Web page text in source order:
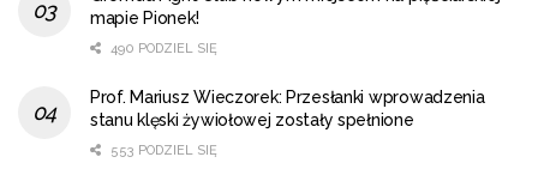
mapie Pionek!
490 PODZIEL SIĘ
Prof. Mariusz Wieczorek: Przesłanki wprowadzenia
stanu klęski żywiołowej zostały spełnione
553 PODZIEL SIĘ